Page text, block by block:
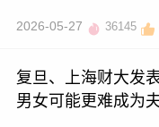
2026-05-27 36145
复旦、上海财大发
男女可能更难成为